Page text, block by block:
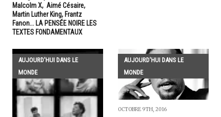
Malcolm X, Aimé Césaire,
Martin Luther King, Frantz
Fanon... LA PENSÉE NOIRE LES
TEXTES FONDAMENTAUX
AUJOURD'HUI DANS LE
MONDE
AUJOURD'HUI DANS LE
MONDE
OCTOBRE 9TH, 2016